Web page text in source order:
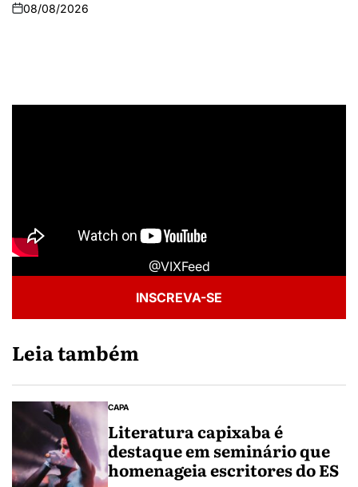
08/08/2026
@VIXFeed
INSCREVA-SE
Leia também
CAPA
Literatura capixaba é
destaque em seminário que
homenageia escritores do ES